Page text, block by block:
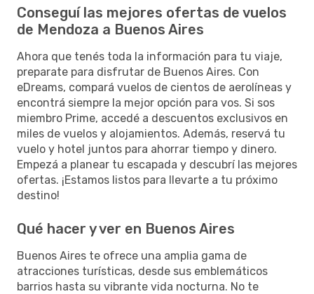
Conseguí las mejores ofertas de vuelos
de Mendoza a Buenos Aires
Ahora que tenés toda la información para tu viaje,
preparate para disfrutar de Buenos Aires. Con
eDreams, compará vuelos de cientos de aerolíneas y
encontrá siempre la mejor opción para vos. Si sos
miembro Prime, accedé a descuentos exclusivos en
miles de vuelos y alojamientos. Además, reservá tu
vuelo y hotel juntos para ahorrar tiempo y dinero.
Empezá a planear tu escapada y descubrí las mejores
ofertas. ¡Estamos listos para llevarte a tu próximo
destino!
Qué hacer y ver en Buenos Aires
Buenos Aires te ofrece una amplia gama de
atracciones turísticas, desde sus emblemáticos
barrios hasta su vibrante vida nocturna. No te